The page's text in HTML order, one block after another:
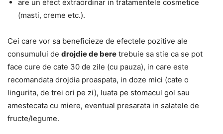
are un efect extraordinar in tratamentele cosmetice
(masti, creme etc.).
Cei care vor sa beneficieze de efectele pozitive ale
consumului de drojdie de bere trebuie sa stie ca se pot
face cure de cate 30 de zile (cu pauza), in care este
recomandata drojdia proaspata, in doze mici (cate o
lingurita, de trei ori pe zi), luata pe stomacul gol sau
amestecata cu miere, eventual presarata in salatele de
fructe/legume.